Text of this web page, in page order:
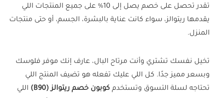
تقدر تحصل على خصم يصل إلى 10% على جميع المنتجات اللي
يقدمها ريتوالز، سواء كانت عناية بالبشرة، الجسم، أو حتى منتجات
المنزل.
تخيل نفسك تشتري وأنت مرتاح البال، عارف إنك موفر فلوسك
وبسعر مميز جدًا. كل اللي عليك تفعله هو تضيف المنتج اللي
تحتاجه لسلة التسوق وتستخدم كوبون خصم ريتوالز (B90)
اللي